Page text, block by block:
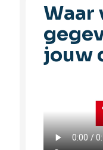
Waar
jouw